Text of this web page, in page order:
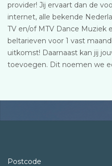
provider! Jij ervaart dan de
internet, alle bekende
TV en/of MTV Dance Muziek
beltarieven voor 1 vast
uitkomst! Daarnaast kan jij
toevoegen. Dit noemen we
Postcode